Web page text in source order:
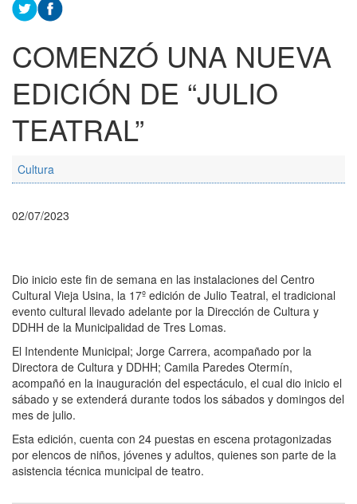
COMENZÓ UNA NUEVA
EDICIÓN DE “JULIO
TEATRAL”
Cultura
02/07/2023
Dio inicio este fin de semana en las instalaciones del Centro
Cultural Vieja Usina, la 17º edición de Julio Teatral, el tradicional
evento cultural llevado adelante por la Dirección de Cultura y
DDHH de la Municipalidad de Tres Lomas.
El Intendente Municipal; Jorge Carrera, acompañado por la
Directora de Cultura y DDHH; Camila Paredes Otermín,
acompañó en la inauguración del espectáculo, el cual dio inicio el
sábado y se extenderá durante todos los sábados y domingos del
mes de julio.
Esta edición, cuenta con 24 puestas en escena protagonizadas
por elencos de niños, jóvenes y adultos, quienes son parte de la
asistencia técnica municipal de teatro.